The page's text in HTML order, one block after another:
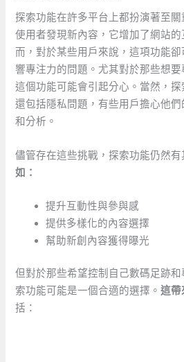
探索功能在許多平台上都扮演著至
使用者發現新內容，它增加了網站
而，對於某些用戶來說，這項功能
響專注力的問題。尤其對於那些想要
這個功能可能會引起分心。當然，
還包括隱私問題，有些用戶擔心他
和分析。
儘管存在這些挑戰，探索功能仍然
如：
提升互動性與參與感
提供多樣化的內容選擇
幫助新創內容獲得曝光
但對於那些希望控制自己數碼足跡
索功能可能是一個合適的選擇。這帶
括：